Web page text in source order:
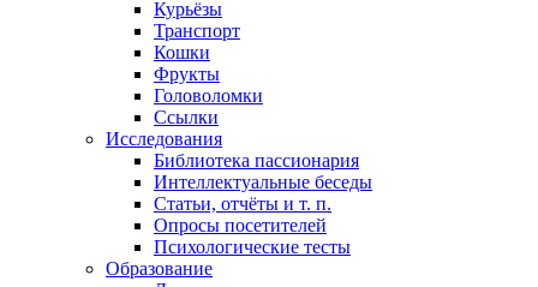
Курьёзы
Транспорт
Кошки
Фрукты
Головоломки
Ссылки
Исследования
Библиотека пассионария
Интеллектуальные беседы
Статьи, отчёты и т. п.
Опросы посетителей
Психологические тесты
Образование